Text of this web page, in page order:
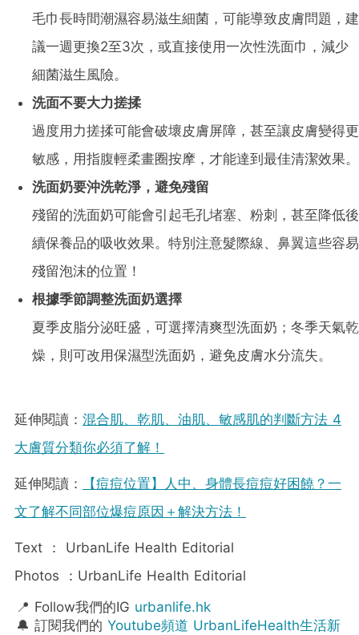
毛巾長時間潮濕容易滋生細菌，可能導致皮膚問題，建
議一週更換2至3次，或直接使用一次性洗面巾，減少
細菌滋生風險。
洗面不要大力搓揉
過度用力搓揉可能會破壞皮膚屏障，甚至讓皮膚變得更
敏感，用指腹輕柔畫圈按摩，才能達到最佳清潔效果。
洗面奶要沖洗乾淨，避免殘留
殘留的洗面奶可能會引起毛孔堵塞、粉刺，甚至降低後
續保養品的吸收效果。特別注意髮際線、鼻翼這些容易
殘留泡沫的位置！
根據季節調整洗面奶選擇
夏季皮脂分泌旺盛，可選擇清爽型洗面奶；冬季天氣乾
燥，則可改用保濕型洗面奶，避免皮膚水分流失。
延伸閱讀： 混合肌、乾肌、油肌、敏感肌的判斷方法 4
大膚質分類你必須了解！
延伸閱讀：
【痘痘位置】人中、身體長痘痘好困饒？一
文了解不同部位爆痘原因＋解決方法！
Text ： UrbanLife Health Editorial
Photos ：UrbanLife Health Editorial
📍 Follow我們的IG urbanlife.hk
🔔 訂閱我們的 Youtube頻道 UrbanLifeHealth生活新